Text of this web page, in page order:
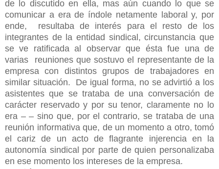
de lo discutido en ella, mas aún cuando lo que se
comunicar a era de índole netamente laboral y, por
ende, resultaba de interés para el resto de los
integrantes de la entidad sindical, circunstancia que
se ve ratificada al observar que ésta fue una de
varias reuniones que sostuvo el representante de la
empresa con distintos grupos de trabajadores en
similar situación. De igual forma, no se advirtió a los
asistentes que se trataba de una conversación de
carácter reservado y por su tenor, claramente no lo
era – – sino que, por el contrario, se trataba de una
reunión informativa que, de un momento a otro, tomó
el cariz de un acto de flagrante injerencia en la
autonomía sindical por parte de quien personalizaba
en ese momento los intereses de la empresa.